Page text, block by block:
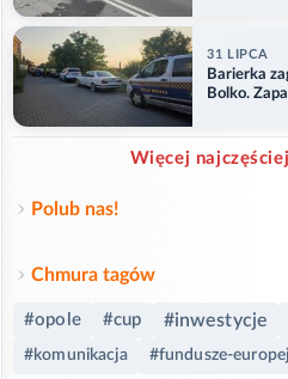
31 LIPCA
Barierka
Bolko.
Więcej
Polub nas!
Chmura tagów
#opole #cup #inwestycje
#komunikacja #fundusze-